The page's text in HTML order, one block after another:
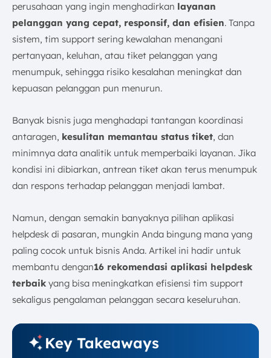
Bagaimana Cara Kerja Aplikasi Ticketing Helpdesk?
Tips Memilih Aplikasi Helpdesk Terbaik Untuk Bisnis
Anda
1. Pertimbangkan Skala dan Anggaran
2. Pertimbangkan Fitur yang Ditawarkan
3. Pastikan Kemudahan Penggunaan Sistem
Kesimpulan
FAQ:
perusahaan yang ingin menghadirkan layanan
pelanggan yang cepat, responsif, dan efisien. Tanpa
sistem, tim support sering kewalahan menangani
pertanyaan, keluhan, atau tiket pelanggan yang
menumpuk, sehingga risiko kesalahan meningkat dan
kepuasan pelanggan pun menurun.
Banyak bisnis juga menghadapi tantangan koordinasi
antaragen, kesulitan memantau status tiket, dan
minimnya data analitik untuk memperbaiki layanan. Jika
kondisi ini dibiarkan, antrean tiket akan terus menumpuk
dan respons terhadap pelanggan menjadi lambat.
Namun, dengan semakin banyaknya pilihan aplikasi
helpdesk di pasaran, mungkin Anda bingung mana yang
paling cocok untuk bisnis Anda. Artikel ini hadir untuk
membantu dengan16 rekomendasi aplikasi helpdesk
terbaik yang bisa meningkatkan efisiensi tim support
sekaligus pengalaman pelanggan secara keseluruhan.
Key Takeaways